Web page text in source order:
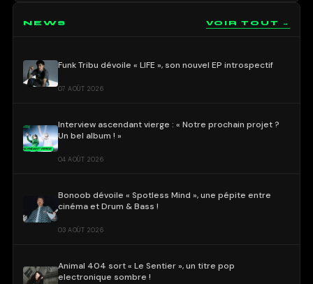
NEWS VOIR TOUT →
Funk Tribu dévoile « LIFE », son nouvel EP introspectif
07 AOÛT 2026
Interview ascendant vierge : « Notre prochain projet ?
Un bel album ! »
04 AOÛT 2026
Bonoob dévoile « Spotless Mind », une pépite entre
cinéma et Drum & Bass !
03 AOÛT 2026
Animal 404 sort « Le Sentier », un titre pop
electronique sombre !